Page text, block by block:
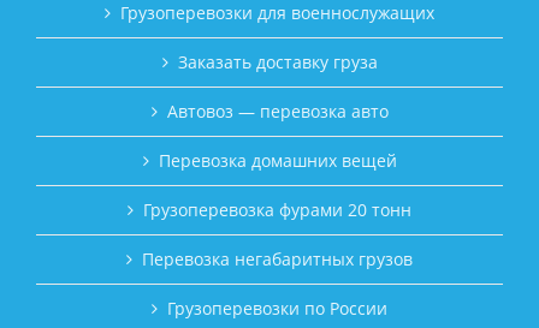
Грузоперевозки для военнослужащих
Заказать доставку груза
Автовоз — перевозка авто
Перевозка домашних вещей
Грузоперевозка фурами 20 тонн
Перевозка негабаритных грузов
Грузоперевозки по России